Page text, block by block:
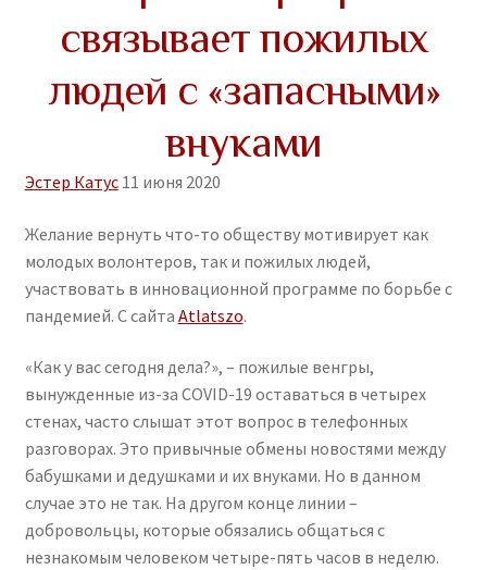
связывает пожилых
людей с «запасными»
внуками
Эстер Катус11 июня 2020
Желание вернуть что-то обществу мотивирует как
молодых волонтеров, так и пожилых людей,
участвовать в инновационной программе по борьбе с
пандемией. C сайта Atlatszo.
«Как у вас сегодня дела?», – пожилые венгры,
вынужденные из-за COVID-19 оставаться в четырех
стенах, часто слышат этот вопрос в телефонных
разговорах. Это привычные обмены новостями между
бабушками и дедушками и их внуками. Но в данном
случае это не так. На другом конце линии –
добровольцы, которые обязались общаться с
незнакомым человеком четыре-пять часов в неделю.